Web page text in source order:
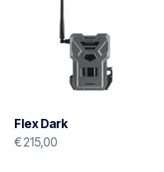
Flex Dark
€215,00